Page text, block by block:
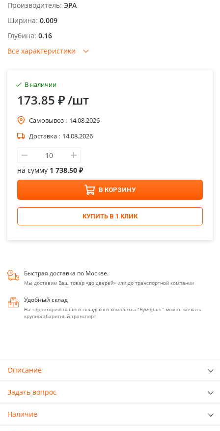
Производитель: ЭРА
Ширина: 0.009
Глубина: 0.16
Все характеристики
В наличии
173.85 ₽/шт
Самовывоз : 14.08.2026
Доставка : 14.08.2026
на сумму 1 738.50 ₽
В КОРЗИНУ
КУПИТЬ В 1 КЛИК
Быстрая доставка по Москве.
Мы доставим Ваш товар «до дверей» или до транспортной компании
Удобный склад
На территорию нашего складского комплекса "Бумеранг" может заехать
крупногабаритный транспорт
Описание
Задать вопрос
Наличие